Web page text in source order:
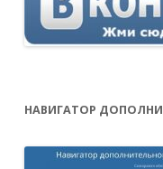
НАВИГАТОР